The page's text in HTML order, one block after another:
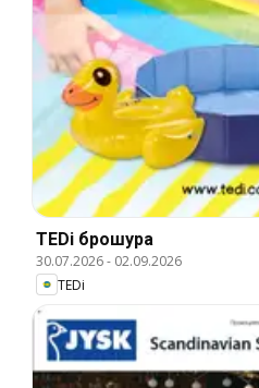
TEDi брошура
30.07.2026- 02.09.2026
TEDi